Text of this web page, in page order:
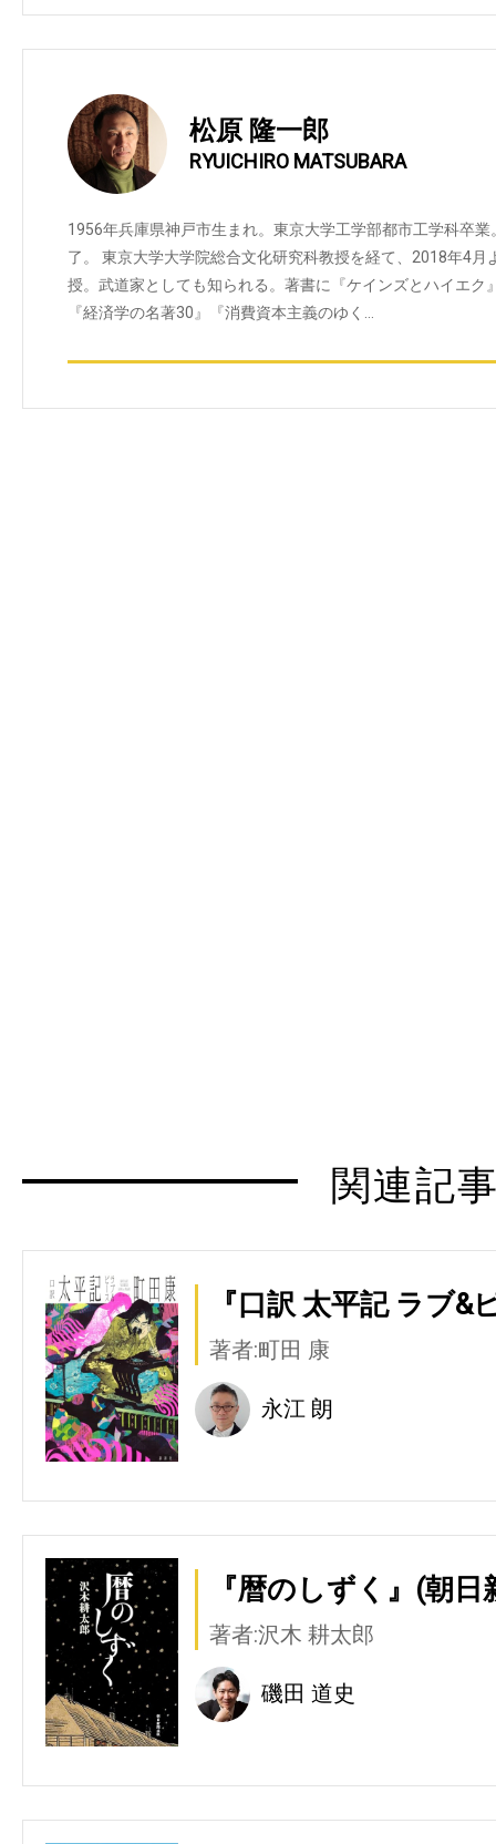
松原 隆一郎
RYUICHIRO MATSUBARA
1956年兵庫県神戸市生まれ。東京大学工学部都市工学科卒
了。 東京大学大学院総合文化研究科教授を経て、2018年4
授。武道家としても知られる。著書に『ケインズとハイエク
『経済学の名著30』『消費資本主義のゆく…
関連記
『口訳 太平記 ラブ&
著者:町田 康
永江 朗
『暦のしずく』(朝日
著者:沢木 耕太郎
磯田 道史